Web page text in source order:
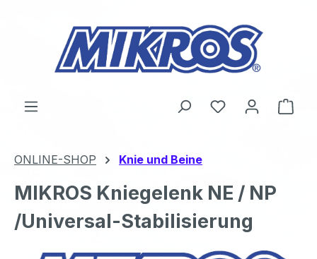
Du hast 0
ONLINE-SHOP Knie und Beine
MIKROS Kniegelenk NE / NP
/Universal-Stabilisierung